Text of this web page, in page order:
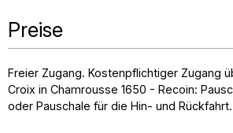
Preise
Freier Zugang. Kostenpflichtiger Zugang
Croix in Chamrousse 1650 - Recoin:
oder Pauschale für die Hin- und Rückfahrt.